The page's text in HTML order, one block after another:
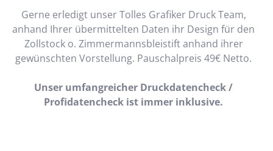
Gerne erledigt unser Tolles Grafiker Druck Team,
anhand Ihrer übermittelten Daten ihr Design für den
Zollstock o. Zimmermannsbleistift anhand ihrer
gewünschten Vorstellung. Pauschalpreis 49€ Netto.
Unser umfangreicher Druckdatencheck /
Profidatencheck ist immer inklusive.